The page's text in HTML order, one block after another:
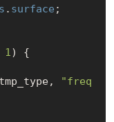
. surface ;
1) {
"freq